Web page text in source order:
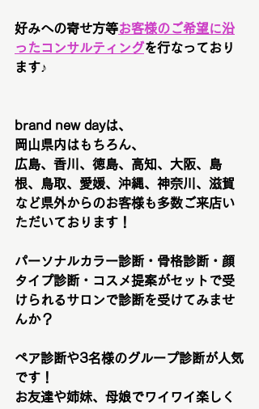
好みへの寄せ方等お客様のご希望に沿
ったコンサルティングを行なっており
ます♪
brand new dayは、
岡山県内はもちろん、
広島、香川、徳島、高知、大阪、島
根、鳥取、愛媛、沖縄、神奈川、滋賀
など県外からのお客様も多数ご来店い
ただいております！
パーソナルカラー診断・骨格診断・顔
タイプ診断・コスメ提案がセットで受
けられるサロンで診断を受けてみませ
んか？
ペア診断や3名様のグループ診断が人気
です！
お友達や姉妹、母娘でワイワイ楽しく